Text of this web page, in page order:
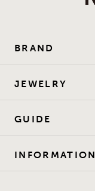
BRAND
JEWELRY
GUIDE
INFORMATION